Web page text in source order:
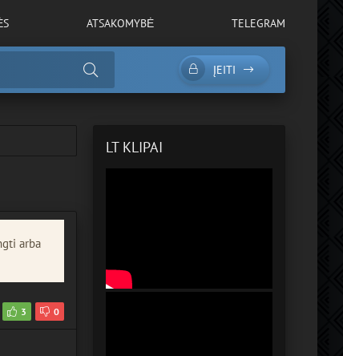
ATSAKOMYBĖ TELEGRAM
ĮEITI
arba
3 0
LT KLIPAI